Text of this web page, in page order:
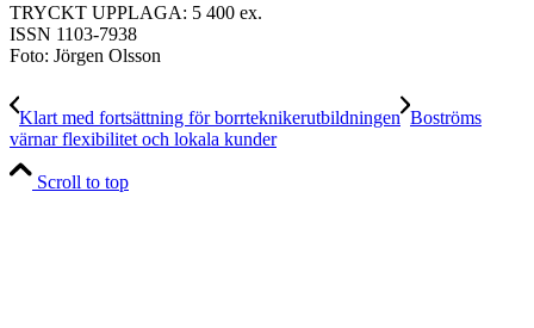
TRYCKT UPPLAGA: 5 400 ex.
ISSN 1103-7938
Foto: Jörgen Olsson
Klart med fortsättning för borrteknikerutbildningen Boströms
värnar flexibilitet och lokala kunder
Scroll to top